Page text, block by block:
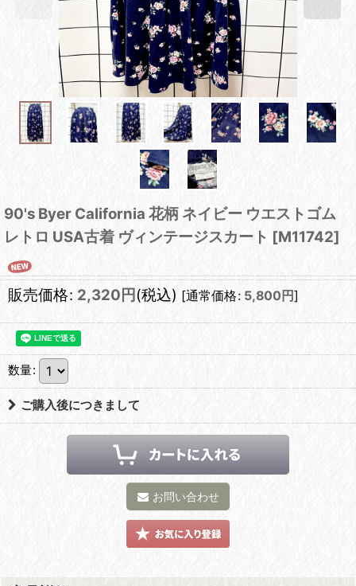
90's Byer California 花柄 ネイビー ウエストゴム
レトロ USA古着 ヴィンテージスカート [M11742]
販売価格: 2,320 円 (税込) [通常価格: 5,800 円]
数量:
ご購入後につきまして
お問い合わせ